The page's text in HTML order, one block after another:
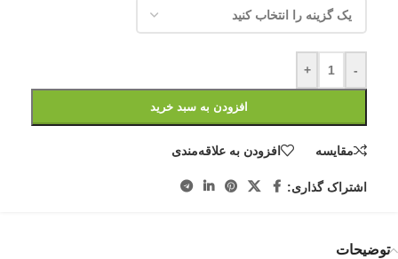
-
+
افزودن به سبد خرید
مقایسه افزودن به علاقه‌مندی
اشتراک گذاری:
توضیحات